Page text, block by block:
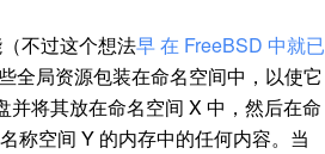
不过这个想法早在 FreeBSD 中就已
全局资源包装在命名空间中，以使它
将其放在命名空间 X 中，然后在命
称空间 Y 的内存中的任何内容。当